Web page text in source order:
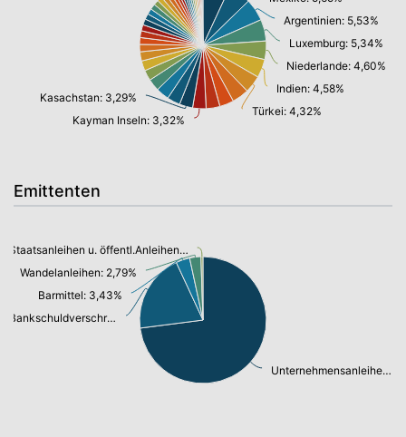
Argentinien: 5,53%
Luxemburg: 5,34%
Niederlande: 4,60%
Indien: 4,58%
Türkei: 4,32%
Kayman Inseln: 3,32%
Kasachstan: 3,29%
Emittenten
Unternehmensanleihen: 70,93%
Bankschuldverschreibung: 19,56%
Barmittel: 3,43%
Wandelanleihen: 2,79%
Staatsanleihen u. öffentl.Anleihen: 0,50%